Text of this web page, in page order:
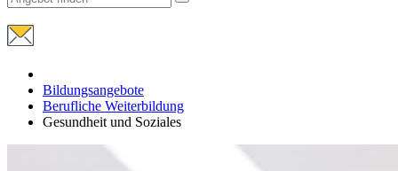
Bildungsangebote
Berufliche Weiterbildung
Gesundheit und Soziales